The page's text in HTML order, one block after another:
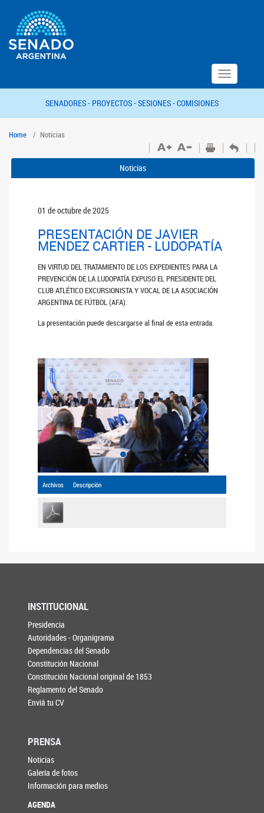
Toggle
navigation
SENADORES - PROYECTOS -SESIONES -COMISIONES
Home Noticias
Noticias
01 de octubre de 2025
PRESENTACIÓN DE JAVIER
MENDEZ CARTIER - LUDOPATÍA
EN VIRTUD DEL TRATAMIENTO DE LOS EXPEDIENTES PARA LA
PREVENCIÓN DE LA LUDOPATÍA EXPUSO EL PRESIDENTE DEL
CLUB ATLÉTICO EXCURSIONISTA Y VOCAL DE LA ASOCIACIÓN
ARGENTINA DE FÚTBOL (AFA).
La presentación puede descargarse al final de esta entrada.
Anterior Siguiente
Archivos Descripción
INSTITUCIONAL
Presidencia
Autoridades - Organigrama
Dependencias del Senado
Constitución Nacional
Constitución Nacional original de 1853
Reglamento del Senado
Enviá tu CV
PRENSA
Noticias
Galería de fotos
Información para medios
AGENDA